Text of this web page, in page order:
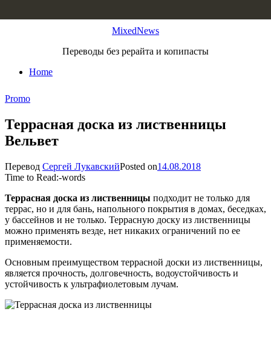
MixedNews
Переводы без рерайта и копипасты
Home
Promo
Террасная доска из лиственницы
Вельвет
Перевод Сергей ЛукавскийPosted on14.08.2018
Time to Read:-words
Террасная доска из лиственницы подходит не только для
террас, но и для бань, напольного покрытия в домах, беседках,
у бассейнов и не только. Террасную доску из лиственницы
можно применять везде, нет никаких ограничений по ее
применяемости.
Основным преимуществом террасной доски из лиственницы,
является прочность, долговечность, водоустойчивость и
устойчивость к ультрафиолетовым лучам.